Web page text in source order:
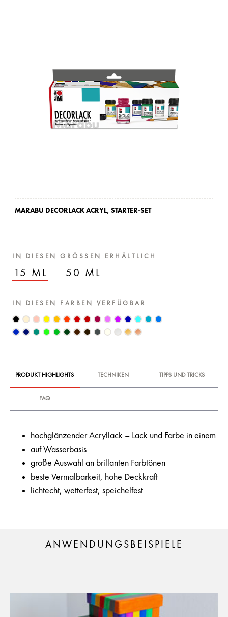
MARABU DECORLACK ACRYL, STARTER-SET
IN DIESEN GRÖSSEN ERHÄLTLICH
15 ML 50 ML
IN DIESEN FARBEN VERFÜGBAR
PRODUKT HIGHLIGHTS TECHNIKEN TIPPS UND TRICKS
FAQ
hochglänzender Acryllack – Lack und Farbe in einem
auf Wasserbasis
große Auswahl an brillanten Farbtönen
beste Vermalbarkeit, hohe Deckkraft
lichtecht, wetterfest, speichelfest
ANWENDUNGSBEISPIELE